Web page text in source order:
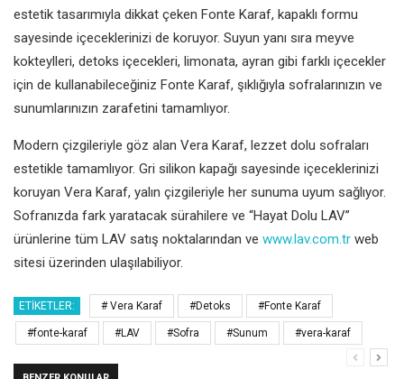
estetik tasarımıyla dikkat çeken Fonte Karaf, kapaklı formu
sayesinde içeceklerinizi de koruyor. Suyun yanı sıra meyve
kokteylleri, detoks içecekleri, limonata, ayran gibi farklı içecekler
için de kullanabileceğiniz Fonte Karaf, şıklığıyla sofralarınızın ve
sunumlarınızın zarafetini tamamlıyor.
Modern çizgileriyle göz alan Vera Karaf, lezzet dolu sofraları
estetikle tamamlıyor. Gri silikon kapağı sayesinde içeceklerinizi
koruyan Vera Karaf, yalın çizgileriyle her sunuma uyum sağlıyor.
Sofranızda fark yaratacak sürahilere ve “Hayat Dolu LAV”
ürünlerine tüm LAV satış noktalarından ve www.lav.com.tr web
sitesi üzerinden ulaşılabiliyor.
ETIKETLER: # Vera Karaf #Detoks #Fonte Karaf
#fonte-karaf #LAV #Sofra #Sunum #vera-karaf